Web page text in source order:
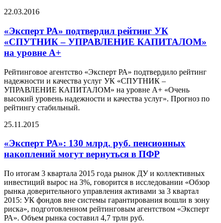
22.03.2016
«Эксперт РА» подтвердил рейтинг УК
«СПУТНИК – УПРАВЛЕНИЕ КАПИТАЛОМ»
на уровне А+
Рейтинговое агентство «Эксперт РА» подтвердило рейтинг
надежности и качества услуг УК «СПУТНИК –
УПРАВЛЕНИЕ КАПИТАЛОМ» на уровне А+ «Очень
высокий уровень надежности и качества услуг». Прогноз по
рейтингу стабильный.
25.11.2015
«Эксперт РА»: 130 млрд. руб. пенсионных
накоплений могут вернуться в ПФР
По итогам 3 квартала 2015 года рынок ДУ и коллективных
инвестиций вырос на 3%, говорится в исследовании «Обзор
рынка доверительного управления активами за 3 квартал
2015: УК фондов вне системы гарантирования вошли в зону
риска», подготовленном рейтинговым агентством «Эксперт
РА». Объем рынка составил 4,7 трлн руб.